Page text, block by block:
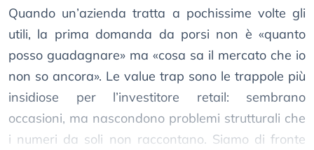
Quando un’azienda tratta a pochissime volte gli
utili, la prima domanda da porsi non è «quanto
posso guadagnare» ma «cosa sa il mercato che io
non so ancora». Le value trap sono le trappole più
insidiose per l’investitore retail: sembrano
occasioni, ma nascondono problemi strutturali che
i numeri da soli non raccontano. Siamo di fronte